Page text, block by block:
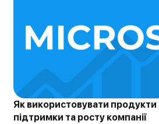
Як використовувати
підтримки та росту компанії